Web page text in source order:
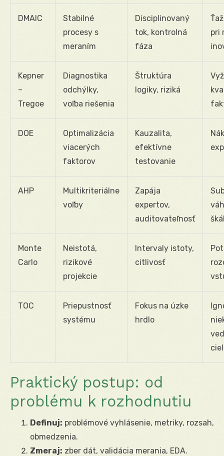
DMAIC
Stabilné
procesy s
meraním
Disciplinovaný
tok, kontrolná
fáza
pri
Kepner
–
Tregoe
Diagnostika
odchýlky,
voľba riešenia
Štruktúra
logiky, riziká
DOE
Optimalizácia
viacerých
faktorov
Kauzalita,
efektívne
testovanie
AHP
Multikriteriálne
voľby
Zapája
expertov,
auditovateľnosť
Monte
Carlo
Neistotá,
rizikové
projekcie
Intervaly istoty,
citlivosť
TOC
Priepustnosť
systému
Fokus na úzke
hrdlo
Praktický postup: od
problému k rozhodnutiu
Definuj: problémové vyhlásenie, metriky, rozsah,
obmedzenia.
Zmeraj: zber dát, validácia merania, EDA.